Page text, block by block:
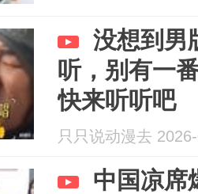
没想到男
听，别有一
快来听听吧
只只说动漫去
中国凉席